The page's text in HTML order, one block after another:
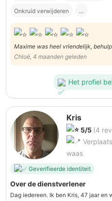
Onkruid verwijderen ...
Maxime was heel vriendelijk,
kipjes zullen blij zijn!
Chloë, 4 maanden geleden
Het profiel
Kris
5/5 (4
waas
Geverifieerde identiteit
Over de dienstverlener
Dag iedereen. Ik ben Kris, 47 jaar en